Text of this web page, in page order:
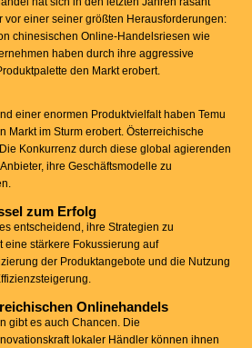
vor einer seiner größten Herausforderungen:
chinesischen Online-Handelsriesen wie
haben durch ihre aggressive
den Markt erobert.
einer enormen Produktvielfalt haben Temu
Markt im Sturm erobert. Österreichische
Konkurrenz durch diese global agierenden
ihre Geschäftsmodelle zu
zum Erfolg
entscheidend, ihre Strategien zu
stärkere Fokussierung auf
der Produktangebote und die Nutzung
Onlinehandels
gibt es auch Chancen. Die
lokaler Händler können ihnen